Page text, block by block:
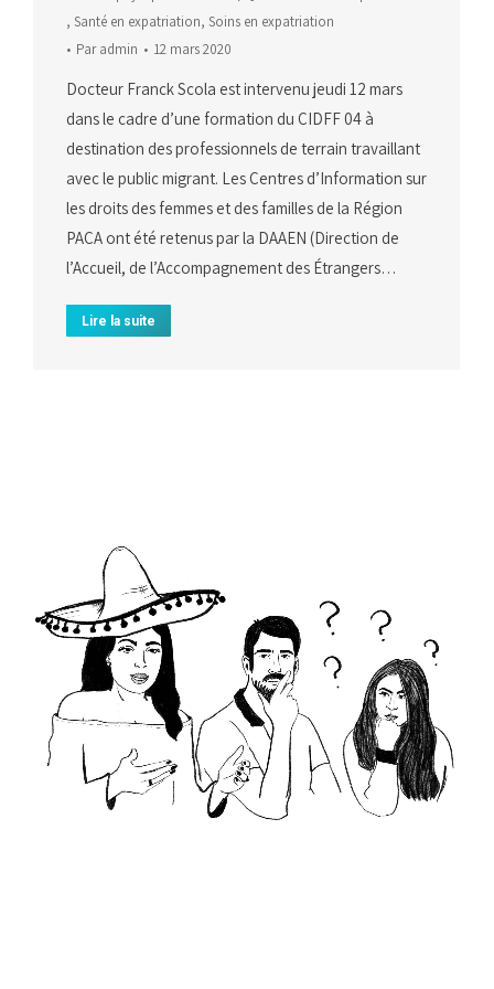
, Santé en expatriation, Soins en expatriation
Paradmin 12 mars 2020
Docteur Franck Scola est intervenu jeudi 12 mars
dans le cadre d’une formation du CIDFF 04 à
destination des professionnels de terrain travaillant
avec le public migrant. Les Centres d’Information sur
les droits des femmes et des familles de la Région
PACA ont été retenus par la DAAEN (Direction de
l’Accueil, de l’Accompagnement des Étrangers…
Lire la suite